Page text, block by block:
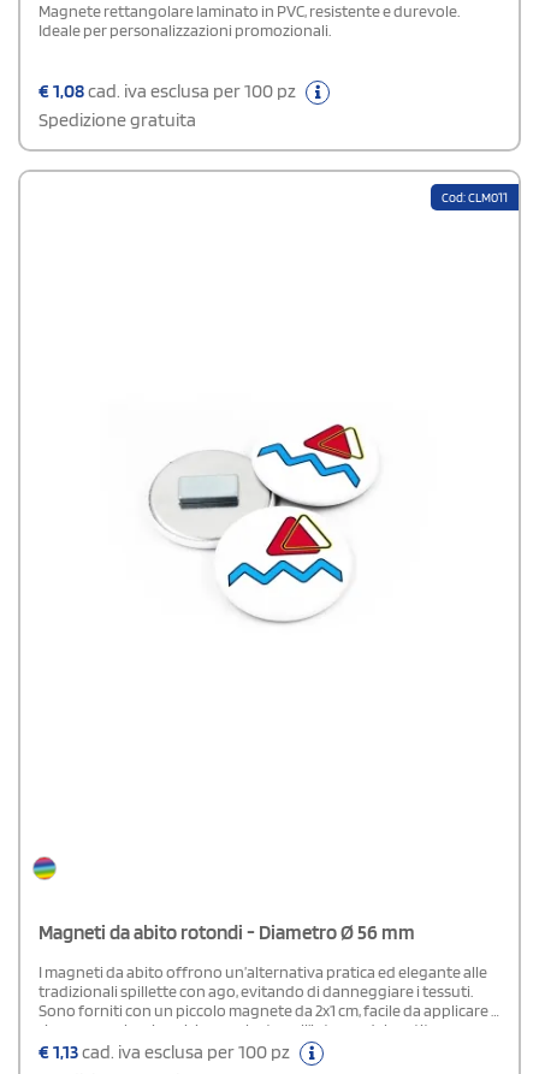
Magnete rettangolare laminato in PVC, resistente e durevole.
Ideale per personalizzazioni promozionali.
€1,08cad. iva esclusa per 100 pz
Spedizione gratuita
Cod: CLM011
Magneti da abito rotondi - Diametro Ø 56 mm
I magneti da abito offrono un’alternativa pratica ed elegante alle
tradizionali spillette con ago, evitando di danneggiare i tessuti.
Sono forniti con un piccolo magnete da 2x1 cm, facile da applicare e
rimuovere, che si posiziona sul retro, all’interno del vestito,
garantendo una tenuta sicura e discreta.N.B. Funzionano bene su
tessuti leggeri come t-shirt, camicette o maglioncini. Non
€1,13cad. iva esclusa per 100 pz